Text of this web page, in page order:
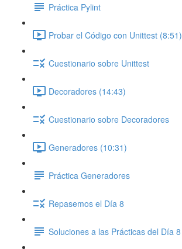
Práctica Pylint
Probar el Código con Unittest (8:51)
Cuestionario sobre Unittest
Decoradores (14:43)
Cuestionario sobre Decoradores
Generadores (10:31)
Práctica Generadores
Repasemos el Día 8
Soluciones a las Prácticas del Día 8